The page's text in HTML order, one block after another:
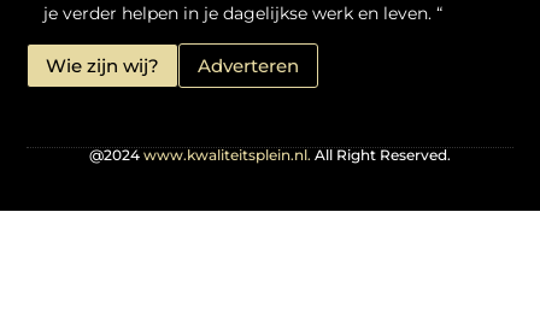
je verder helpen in je dagelijkse werk en leven. “
Wie zijn wij? Adverteren
@2024 www.kwaliteitsplein.nl. All Right Reserved.